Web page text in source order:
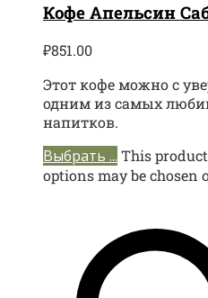
Кофе Апельсин
₽851.00
Этот кофе можно с
одним из самых
напитков.
Выбрать ... This
options may be chosen